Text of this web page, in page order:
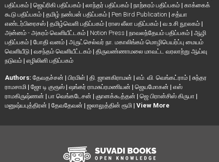
பதிப்பகம் | ஜெய்ரிகி பதிப்பகம் | லாந்தர் பதிப்பகம் | நாற்கரம் பதிப்பகம் | காக்கைக்
கூடு பதிப்பகம் | தமிழ் நண்பன் பதிப்பகம் | Pen Bird Publication | சத்யா
எண்டர்பிரைசஸ் | தமிழ்வெளி பதிப்பகம் | ராஸ லீலா பதிப்பகம் | வ.உ.சி நூலகம் |
அன்னம் - அகரம் வெளியீட்டகம் | Notion Press | நாவலந்தேயம் பதிப்பகம் | ஆழி
பதிப்பகம் | போதி வனம் | அருட்செல்வர் நா. மகாலிங்கம் மொழிபெயர்ப்பு மையம்
வெளியீடு | வசந்தம் வெளியீட்டகம் | திருவண்ணாமலை மாவட்ட வரலாற்று ஆய்வு
நடுவம் | எழிலினி பதிப்பகம்
Authors: தேவதச்சன் | பிரமிள் | தி. ஜானகிராமன் | எம். வி. வெங்கட்ராம் | சுந்தர
ராமசாமி | ஜோ டி குரூஸ் | ஷங்கர் ராமசுப்ரமணியன் | ஜெயமோகன் | எஸ்
ராமகிருஷ்ணன் | பா வெங்கடேசன் | ஞானக்கூத்தன் | ஜெ பிரான்சிஸ் கிருபா |
மனுஷ்யபுத்திரன் | தேவதேவன் | ஜலாலுத்தின் ரூமி | View More